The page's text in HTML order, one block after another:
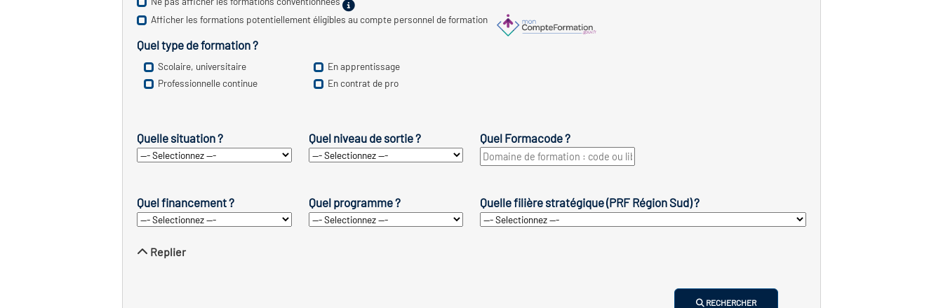
Afficher les formations potentiellement éligibles au compte personnel de formation
Quel type de formation ?
Scolaire, universitaire
Professionnelle continue
En apprentissage
En contrat de pro
Quelle situation ? Quel niveau de sortie ? Quel Formacode ?
Quel financement ? Quel programme ? Quelle filière stratégique (PRF Région Sud) ?
Replier
RECHERCHER